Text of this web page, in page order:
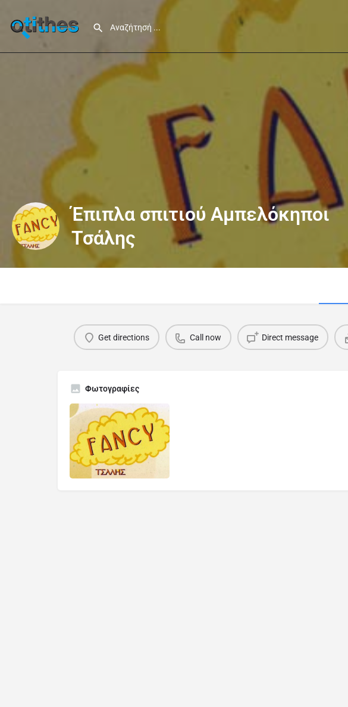
Έπιπλα σπιτιού Αμπελόκηποι
Τσάλης
Get directions Call now Direct message
Φωτογραφίες